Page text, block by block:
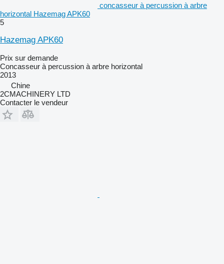
concasseur à percussion à arbre
horizontal Hazemag APK60
5
Hazemag APK60
Prix sur demande
Concasseur à percussion à arbre horizontal
2013
Chine
2CMACHINERY LTD
Contacter le vendeur